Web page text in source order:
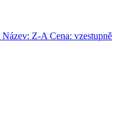
Název: Z-A Cena: vzestupně